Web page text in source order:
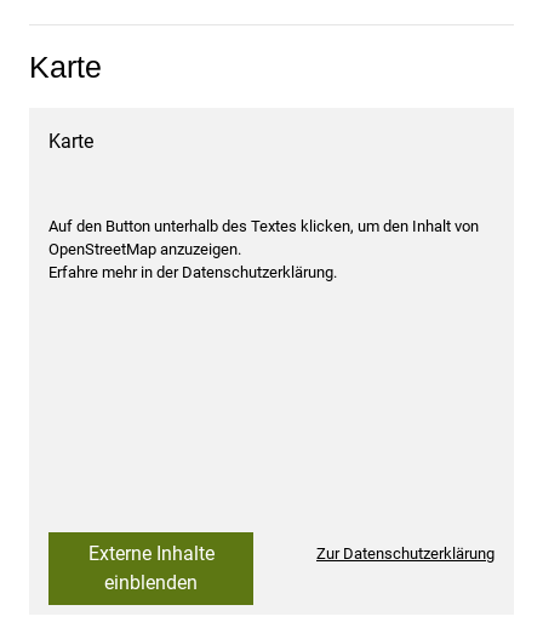
Karte
Karte
Auf den Button unterhalb des Textes klicken, um den Inhalt von
OpenStreetMap anzuzeigen.
Erfahre mehr in der Datenschutzerklärung.
Externe Inhalte
einblenden
Zur Datenschutzerklärung